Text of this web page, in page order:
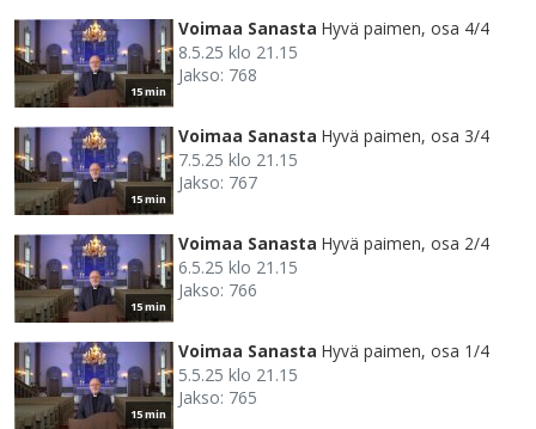
15 min
Voimaa Sanasta Hyvä paimen, osa 4/4
8.5.25 klo 21.15
Jakso: 768
15 min
Voimaa Sanasta Hyvä paimen, osa 3/4
7.5.25 klo 21.15
Jakso: 767
15 min
Voimaa Sanasta Hyvä paimen, osa 2/4
6.5.25 klo 21.15
Jakso: 766
15 min
Voimaa Sanasta Hyvä paimen, osa 1/4
5.5.25 klo 21.15
Jakso: 765